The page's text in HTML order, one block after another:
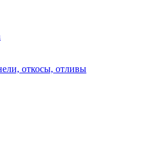
откосы, отливы